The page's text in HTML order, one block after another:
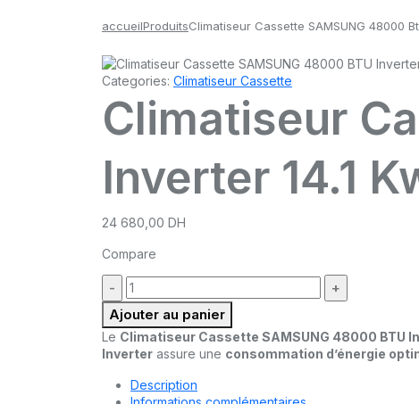
accueilProduitsClimatiseur Cassette SAMSUNG 48000
Categories: Climatiseur Cassette
Climatiseur
Inverter 14.1
24 680,00 DH
Compare
quantité
:
Ajouter au panier
Le Climatiseur Cassette SAMSUNG 48000 BTU
Inverter assure une consommation d’énergie
Description